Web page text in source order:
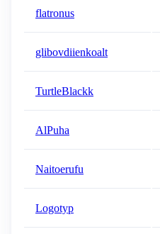
flatronus
glibovdiienkoalt
TurtleBlackk
AlPuha
Naitoerufu
Logotyp